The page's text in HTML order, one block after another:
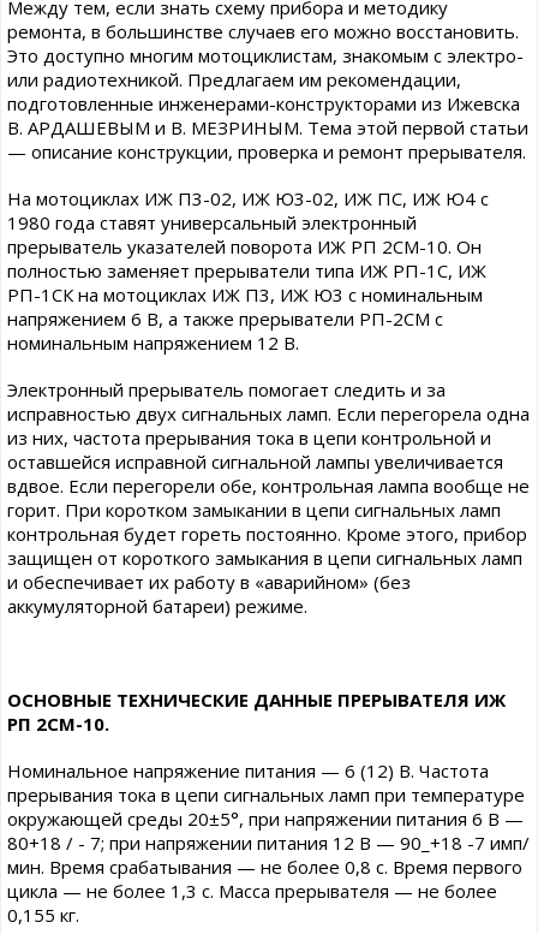
Между тем, если знать схему прибора и методику
ремонта, в большинстве случаев его можно восстановить.
Это доступно многим мотоциклистам, знакомым с электро-
или радиотехникой. Предлагаем им рекомендации,
подготовленные инженерами-конструкторами из Ижевска
В. АРДАШЕВЫМ и В. МЕЗРИНЫМ. Тема этой первой статьи
— описание конструкции, проверка и ремонт прерывателя.
На мотоциклах ИЖ П3-02, ИЖ Ю3-02, ИЖ ПС, ИЖ Ю4 с
1980 года ставят универсальный электронный
прерыватель указателей поворота ИЖ РП 2СМ-10. Он
полностью заменяет прерыватели типа ИЖ РП-1С, ИЖ
РП-1СК на мотоциклах ИЖ П3, ИЖ Ю3 с номинальным
напряжением 6 В, а также прерыватели РП-2СМ с
номинальным напряжением 12 В.
Электронный прерыватель помогает следить и за
исправностью двух сигнальных ламп. Если перегорела одна
из них, частота прерывания тока в цепи контрольной и
оставшейся исправной сигнальной лампы увеличивается
вдвое. Если перегорели обе, контрольная лампа вообще не
горит. При коротком замыкании в цепи сигнальных ламп
контрольная будет гореть постоянно. Кроме этого, прибор
защищен от короткого замыкания в цепи сигнальных ламп
и обеспечивает их работу в «аварийном» (без
аккумуляторной батареи) режиме.
ОСНОВНЫЕ ТЕХНИЧЕСКИЕ ДАННЫЕ ПРЕРЫВАТЕЛЯ ИЖ
РП 2СМ-10.
Номинальное напряжение питания — 6 (12) В. Частота
прерывания тока в цепи сигнальных ламп при температуре
окружающей среды 20±5°, при напряжении питания 6 В —
80+18 / - 7; при напряжении питания 12 В — 90_+18 -7 имп/
мин. Время срабатывания — не более 0,8 с. Время первого
цикла — не более 1,3 с. Масса прерывателя — не более
0,155 кг.